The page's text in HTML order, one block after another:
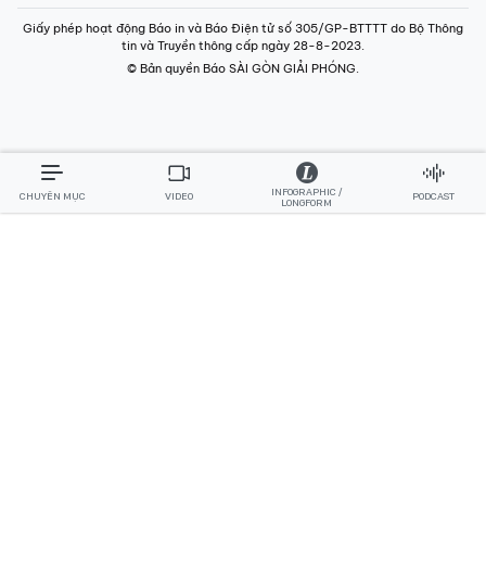
Giấy phép hoạt động Báo in và Báo Điện tử số 305/GP-BTTTT do Bộ Thông
tin và Truyền thông cấp ngày 28-8-2023.
© Bản quyền Báo SÀI GÒN GIẢI PHÓNG.
CHUYÊN MỤC VIDEO
INFOGRAPHIC /
LONGFORM
PODCAST